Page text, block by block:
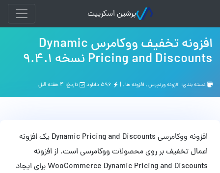
پرشین اسکریپت
افزونه تخفیف ووکامرس Dynamic
Pricing and Discounts نسخه 9.4.1
دسته بندی: افزونه وردپرس, افزونه ها, | تاریخ: ۴ هفته قبل
افزونه ووکامرسی Dynamic Pricing and Discounts یک افزونه
اعمال تخفیف بر روی محصولات ووکامرسی است. از افزونه
WooCommerce Dynamic Pricing and Discounts برای ایجاد